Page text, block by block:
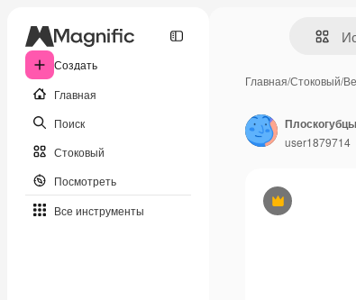
Создать
Главная
Поиск
Стоковый
Посмотреть
Все инструменты
Главная/Стоковый/
Премиум
user1879714